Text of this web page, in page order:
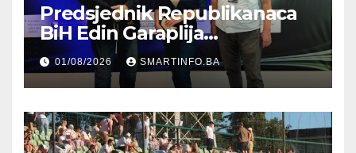
Predsjednik Republikanaca
BiH Edin Garaplija
prisustvovao prezentaciji
Federalnog sajma
zapošljavanja
01/08/2026 SMARTINFO.BA